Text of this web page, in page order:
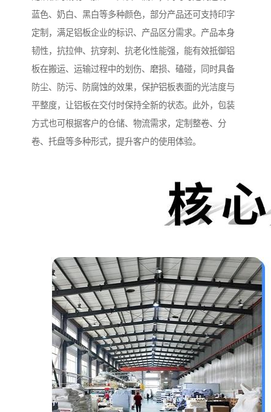
蓝色、奶白、黑白等多种颜色，部分产品还可支持印字
定制，满足铝板企业的标识、产品区分需求。产品本身
韧性，抗拉伸、抗穿刺、抗老化性能强，能有效抵御铝
板在搬运、运输过程中的划伤、磨损、磕碰，同时具备
防尘、防污、防腐蚀的效果，保护铝板表面的光洁度与
平整度，让铝板在交付时保持全新的状态。此外，包装
方式也可根据客户的仓储、物流需求，定制整卷、分
卷、托盘等多种形式，提升客户的使用体验。